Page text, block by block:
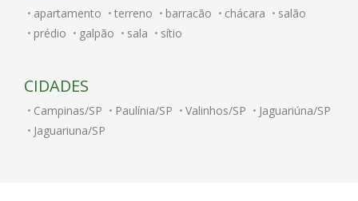
apartamento terreno barracão chácara
salão
prédio
galpão sala sítio
CIDADES
Campinas/SP Paulínia/SP Valinhos/SP
Jaguariúna/SP
Jaguariuna/SP